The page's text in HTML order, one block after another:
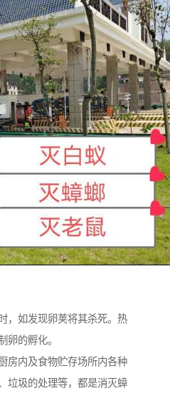
，如发现卵荚将其杀死。热
卵的孵化。
房内及食物贮存场所内各种
垃圾的处理等，都是消灭蟑